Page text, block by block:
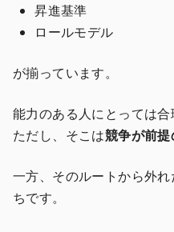
昇進基準
ロールモデル
が揃っています。
能力のある人にとっては合
ただし、そこは競争が前
一方、そのルートから外
ちです。